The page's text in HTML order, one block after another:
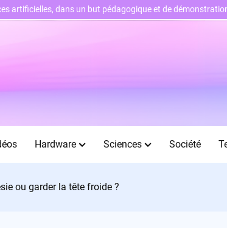
Hardware Sciences Société
ou garder la tête froide ?
artificielles, dans un but pédagogique et de